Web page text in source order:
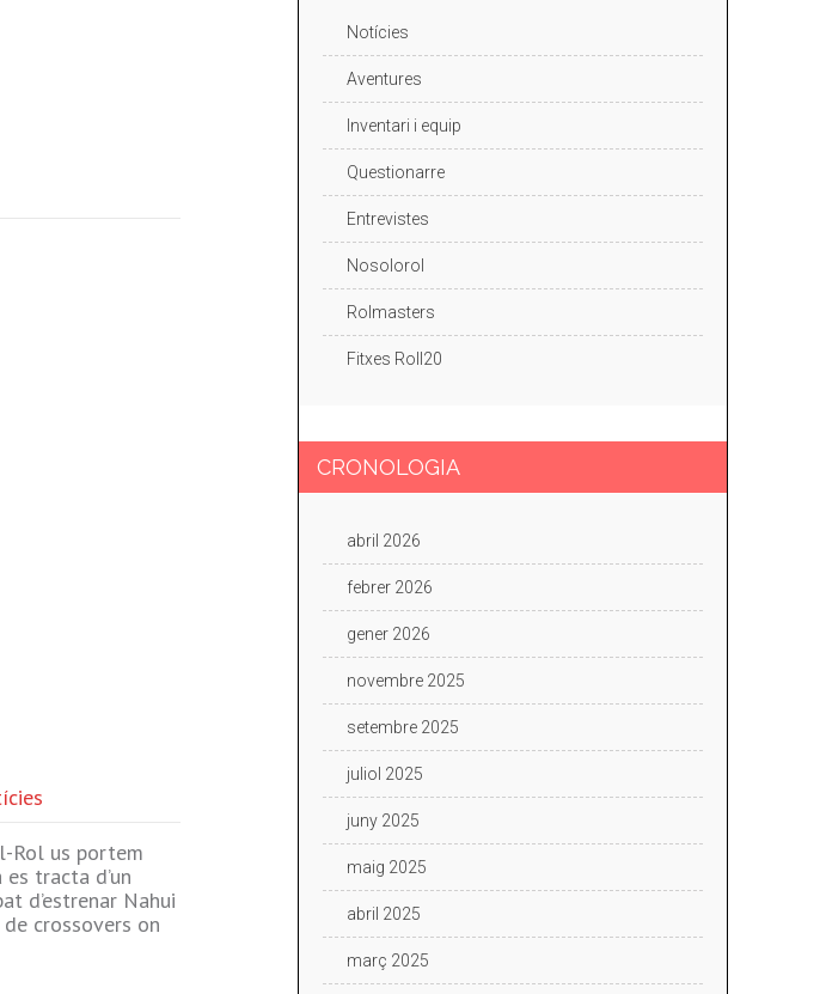
Rol us portem
tracta d’un
d’estrenar Nahui
crossovers on
Notícies
Aventures
Inventari i equip
Questionarre
Entrevistes
Nosolorol
Rolmasters
Fitxes Roll20
CRONOLOGIA
abril 2026
febrer 2026
gener 2026
novembre 2025
setembre 2025
juliol 2025
juny 2025
maig 2025
abril 2025
març 2025